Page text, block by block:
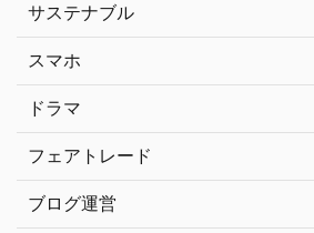
サステナブル
スマホ
ドラマ
フェアトレード
ブログ運営